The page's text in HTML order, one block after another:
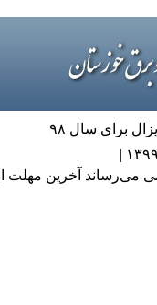
برای سال ۹۸
می‌رساند آخرین مهلت ارسال